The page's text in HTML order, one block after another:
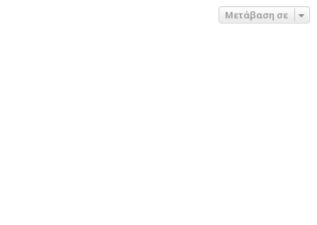
Μετάβαση σε